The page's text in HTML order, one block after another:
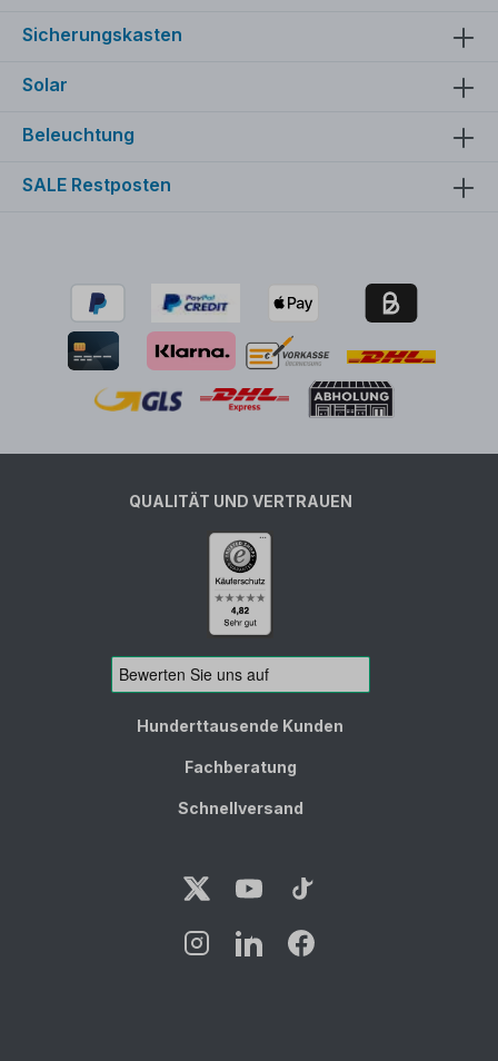
Sicherungskasten
Solar
Beleuchtung
SALE Restposten
QUALITÄT UND VERTRAUEN
Hunderttausende Kunden
Fachberatung
Schnellversand